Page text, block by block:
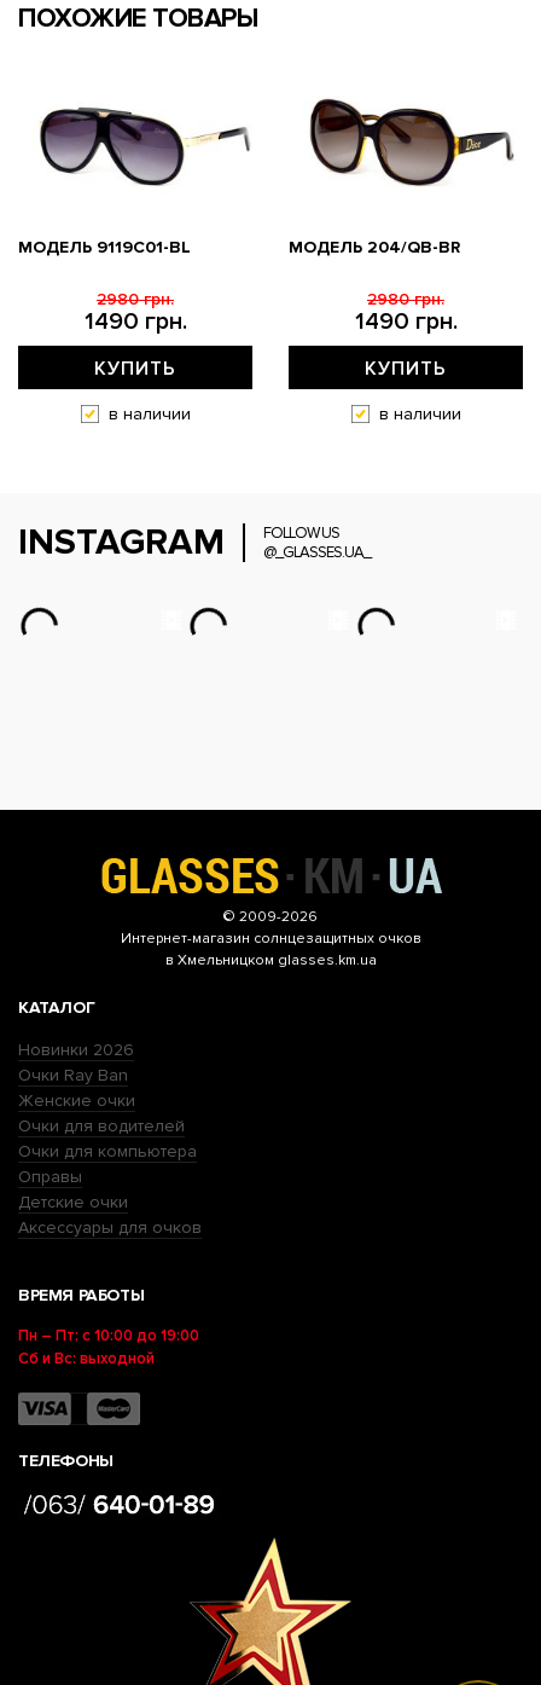
ПОХОЖИЕ ТОВАРЫ
МОДЕЛЬ 9119С01-BL
1490 грн.
2980 грн.
КУПИТЬ
в наличии
МОДЕЛЬ 204/QB-BR
1490 грн.
2980 грн.
КУПИТЬ
в наличии
INSTAGRAM
FOLLOW US
@_GLASSES.UA_
© 2009-2026
Интернет-магазин солнцезащитных очков
в Хмельницком glasses.km.ua
КАТАЛОГ
Новинки 2026
Очки Ray Ban
Женские очки
Очки для водителей
Очки для компьютера
Оправы
Детские очки
Аксессуары для очков
ВРЕМЯ РАБОТЫ
Пн – Пт: с 10:00 до 19:00
Сб и Вс: выходной
ТЕЛЕФОНЫ